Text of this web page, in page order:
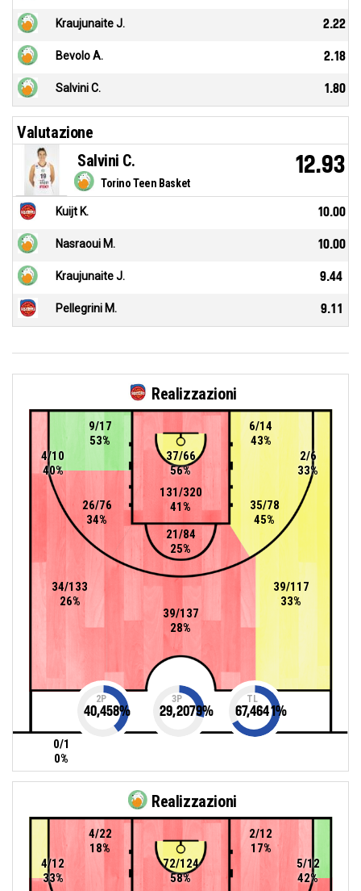
Kraujunaite J. 2.22
Bevolo A. 2.18
Salvini C. 1.80
Valutazione
Torino Teen Basket
Salvini C. 12.93
Kuijt K. 10.00
Nasraoui M. 10.00
Kraujunaite J. 9.44
Pellegrini M. 9.11
Realizzazioni
21/84
25%
26/76
34%
9/17
53%
35/78
45%
6/14
43%
131/320
41%
37/66
56%
0/1
0%
39/137
28%
34/133
26%
4/10
40%
39/117
33%
2/6
33%
2P
40,458%
3P
29,2079%
TL
67,4641%
Realizzazioni
4/22
18%
2/12
17%
72/124
58%
4/12
33%
5/12
42%